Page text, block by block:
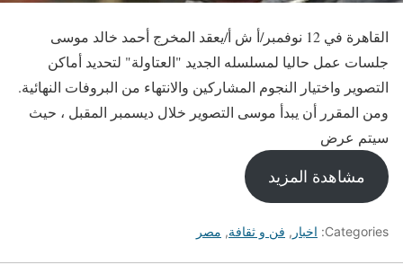
القاهرة في 12 نوفمبر/أ ش أ/يعقد المخرج أحمد خالد موسى
جلسات عمل حاليا لمسلسله الجديد "العتاولة" لتحديد أماكن
التصوير واختيار النجوم المشاركين والانتهاء من البروفات النهائية.
ومن المقرر أن يبدأ موسى التصوير خلال ديسمبر المقبل ، حيث
سيتم عرض
مشاهدة المزيد
Categories: اخبار , فن و ثقافة, مصر